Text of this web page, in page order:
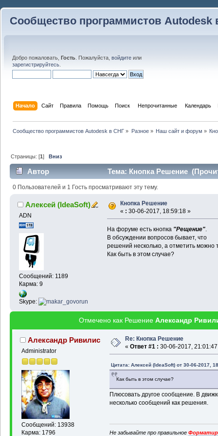
Сообщество программистов Autodesk
Добро пожаловать, Гость . Пожалуйста, войдите или
зарегистрируйтесь
Начало Сайт Правила Помощь Поиск Непрочитанные Календарь
Сообщество программистов Autodesk в СНГ » Разное» Наш сайт и форум »
Страницы: [1]Вниз
Автор Тема: Кнопка Решение
0 Пользователей и 1 Гость просматривают эту тему.
Алексей (IdeaSoft)
ADN
Сообщений: 1189
Карма: 9
Skype:
Кнопка Решение
« : 30-06-2017, 18:59:18 »
На форуме есть кнопка "Рещение".
В обсуждении вопросов бывает, что
решений несколько, а отметить можно
Как быть в этом случае?
Отмечено как Решение Александр
Александр Ривилис
Administrator
Сообщений: 13938
Карма: 1796
Re: Кнопка Решение
« Ответ #1 : 30-06-2017,
Цитата: Алексей (IdeaSoft) от 30-06-2017,
Как быть в этом случае?
Плюсовать другое сообщение. В
несколько сообщений как решения.
Не забывайте про правильное